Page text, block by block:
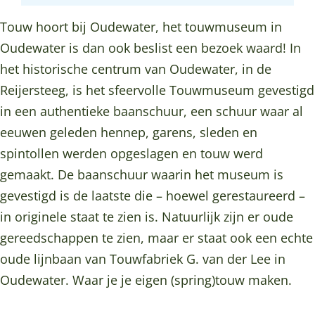
s
e
u
m
m
u
s
e
u
m
w
m
u
s
e
u
m
s
e
u
m
u
w
m
u
s
e
u
m
u
w
m
u
s
e
u
m
e
H
e
t
T
o
u
w
m
u
s
e
u
o
k
H
e
t
T
o
u
w
m
u
s
e
Touw hoort bij Oudewater, het touwmuseum in
Oudewater is dan ook beslist een bezoek waard! In
het historische centrum van Oudewater, in de
Reijersteeg, is het sfeervolle Touwmuseum gevestigd
in een authentieke baanschuur, een schuur waar al
eeuwen geleden hennep, garens, sleden en
spintollen werden opgeslagen en touw werd
gemaakt. De baanschuur waarin het museum is
gevestigd is de laatste die – hoewel gerestaureerd –
in originele staat te zien is. Natuurlijk zijn er oude
gereedschappen te zien, maar er staat ook een echte
oude lijnbaan van Touwfabriek G. van der Lee in
Oudewater. Waar je je eigen (spring)touw maken.